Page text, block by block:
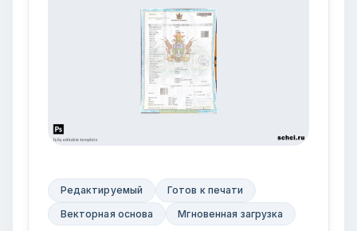
Редактируемый
Готов к печати
Векторная основа
Мгновенная загрузка